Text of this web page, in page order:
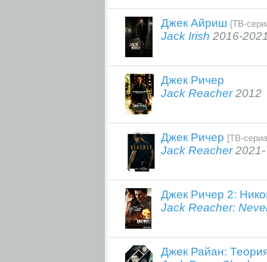
Джек Айриш [ТВ-
Jack Irish 2016-
Джек Ричер
Jack Reacher2012
Джек Ричер [ТВ-
Jack Reacher2021-
Джек Ричер 2:
Jack Reacher:
Джек Райан: